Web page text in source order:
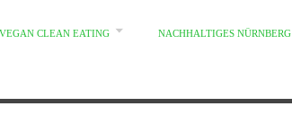
VEGAN CLEAN EATING NACHHALTIGES NÜRNBERG